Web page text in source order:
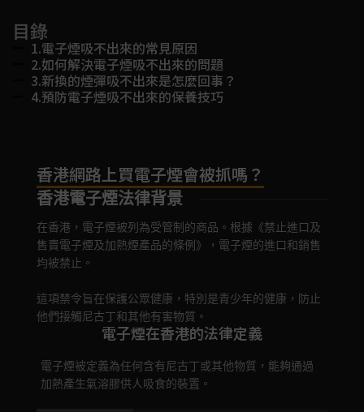
目錄
1.電子煙吸不出來的常見原因
2.如何解決電子煙吸不出來的問題
3.新換的煙彈吸不出來是怎麼回事？
4.預防電子煙吸不出來的保養技巧
香港網路上買電子煙會被抓嗎？
香港電子煙法律背景
在香港，電子煙被列為受管制的商品。根據《禁止進口及
售賣電子煙及加熱煙產品的條例》，電子煙的進口和銷售
均被禁止。
這項禁令旨在保護公眾健康，特別是青少年的健康，防止
他們接觸尼古丁和其他有害物質。
電子煙在香港的法律定義
電子煙被定義為任何含有尼古丁或其他物質，能夠通過
加熱產生氣溶膠供人吸食的裝置。